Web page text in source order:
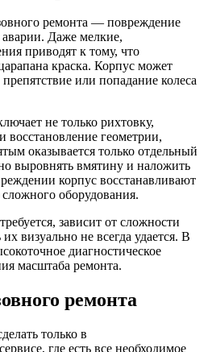
ремонта — повреждение
аварии. Даже мелкие,
приводят к тому, что
краска. Корпус может
или попадание колеса
не только рихтовку,
восстановление геометрии,
оказывается только отдельный
выровнять вмятину и наложить
корпус восстанавливают
оборудования.
зависит от сложности
визуально не всегда удается. В
диагностическое
масштаба ремонта.
ремонта
только в
где есть все необходимое